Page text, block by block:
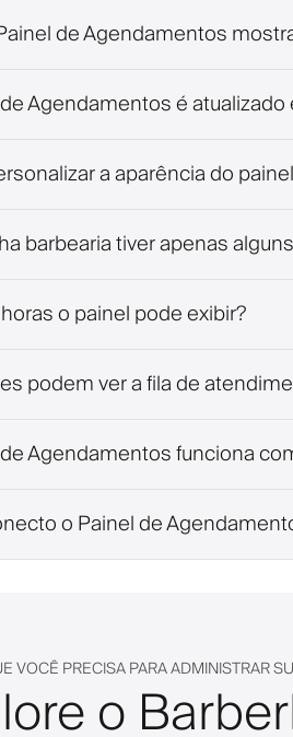
de Agendamentos
Agendamentos é
a aparência do
barbearia tiver apenas
o painel pode exibir?
podem ver a fila de
Agendamentos funciona
o Painel de
VOCÊ PRECISA PARA ADMINISTRAR
o